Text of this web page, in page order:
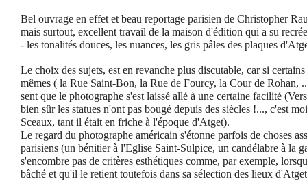
Bel ouvrage en effet et beau reportage parisien de Christopher
mais surtout, excellent travail de la maison d'édition qui a su
- les tonalités douces, les nuances, les gris pâles des plaques
Le choix des sujets, est en revanche plus discutable, car si
mêmes ( la Rue Saint-Bon, la Rue de Fourcy, la Cour de Rohan,
sent que le photographe s'est laissé allé à une certaine facilité
bien sûr les statues n'ont pas bougé depuis des siècles !..., c'est
Sceaux, tant il était en friche à l'époque d'Atget).
Le regard du photographe américain s'étonne parfois de choses
parisiens (un bénitier à l'Eglise Saint-Sulpice, un candélabre à la
s'encombre pas de critères esthétiques comme, par exemple,
bâché et qu'il le retient toutefois dans sa sélection des lieux